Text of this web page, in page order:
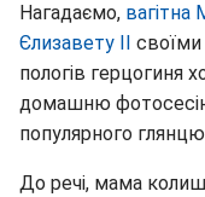
Нагадаємо,
Єлизавету ІІ
своїми
пологів герцогиня
домашню
популярного
До речі, мама